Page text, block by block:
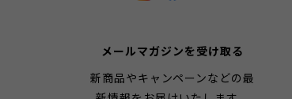
メールマガジンを受け取る
新商品やキャンペーンなどの最